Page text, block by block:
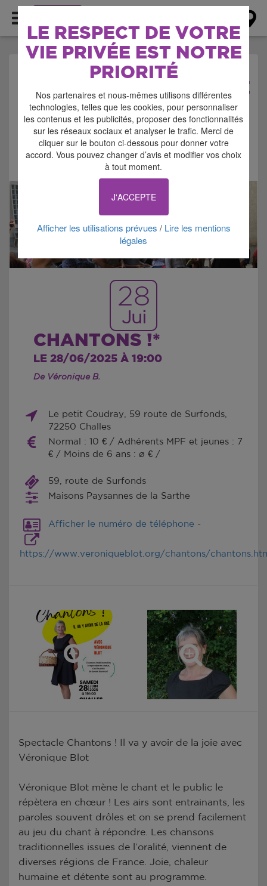
LE RESPECT DE VOTRE
VIE PRIVÉE EST NOTRE
PRIORITÉ
Nos partenaires et nous-mêmes utilisons différentes
technologies, telles que les cookies, pour personnaliser
les contenus et les publicités, proposer des fonctionnalités
sur les réseaux sociaux et analyser le trafic. Merci de
cliquer sur le bouton ci-dessous pour donner votre
accord. Vous pouvez changer d’avis et modifier vos choix
à tout moment.
J'ACCEPTE
Afficher les utilisations prévues / Lire les mentions
légales
AGENDA > SPECTACLE
Signaler cette annonce
28
Jui
CHANTONS !*
LE 28/06/2025 À 19:00
De Véronique B.
Le petit Coudray, 59 route de Surfonds,
72250 Challes
Normal : 10 € / Adhérents MPF et jeunes : 7
€ / Moins de 6 ans : ø € /
59, route de Surfonds
Maisons Paysannes de la Sarthe
Afficher le numéro de téléphone -
https://www.veroniqueblot.org/chantons/
Spectacle Chantons ! Il va y avoir de la joie avec
Véronique Blot
Véronique Blot mène le chant et le public le
répètera en chœur ! Les airs sont entrainants, les
paroles souvent drôles et on se prend facilement
au jeu du chant à répondre. Les chansons
traditionnelles issues de l’oralité, viennent de
diverses régions de France. Joie, chaleur
humaine et détente sont au programme.